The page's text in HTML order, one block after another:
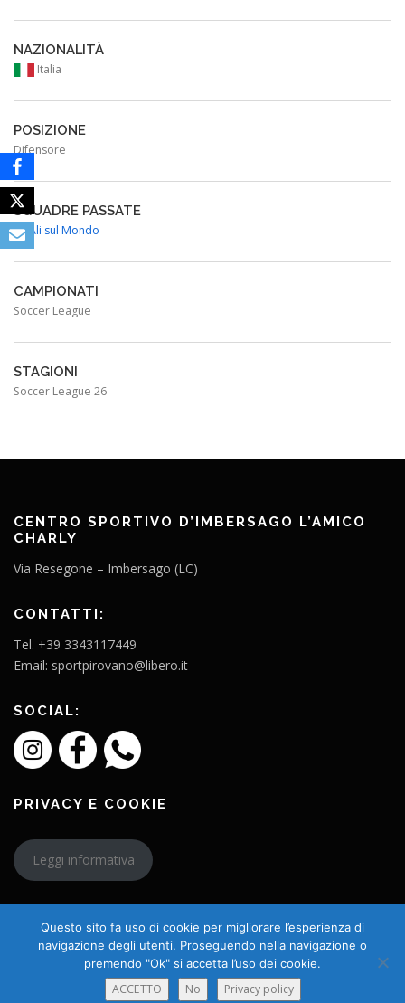
NAZIONALITÀ
Italia
POSIZIONE
Difensore
SQUADRE PASSATE
Le Ali sul Mondo
CAMPIONATI
Soccer League
STAGIONI
Soccer League 26
CENTRO SPORTIVO D’IMBERSAGO L’AMICO
CHARLY
Via Resegone – Imbersago (LC)
CONTATTI:
Tel. +39 3343117449
Email: sportpirovano@libero.it
SOCIAL:
PRIVACY E COOKIE
Leggi informativa
Copyright © 2026 L'Amico Charly
Questo sito fa uso di cookie per migliorare l’esperienza di
navigazione degli utenti. Proseguendo nella navigazione o
premendo "Ok" si accetta l’uso dei cookie.
ACCETTO No Privacy policy